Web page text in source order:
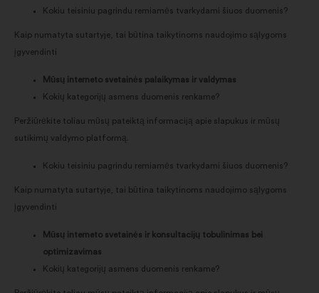
Kokiu teisiniu pagrindu remiamės tvarkydami šiuos duomenis?
Kaip numatyta sutartyje, tai būtina taikytinoms naudojimo sąlygoms
įgyvendinti
Mūsų interneto svetainės palaikymas ir valdymas
Kokių kategorijų asmens duomenis renkame?
Peržiūrėkite toliau mūsų pateiktą informaciją apie slapukus ir mūsų
sutikimų valdymo platformą.
Kokiu teisiniu pagrindu remiamės tvarkydami šiuos duomenis?
Kaip numatyta sutartyje, tai būtina taikytinoms naudojimo sąlygoms
įgyvendinti
Mūsų interneto svetainės ir konsultacijų tobulinimas bei
optimizavimas
Kokių kategorijų asmens duomenis renkame?